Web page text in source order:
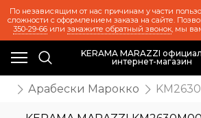
По независящим от нас причинам у части
сложности с оформлением заказа на сайте.
350-29-66или закажите обратный звонок, мы
KERAMA MARAZZI
интернет-магазин
Арабески Марокко